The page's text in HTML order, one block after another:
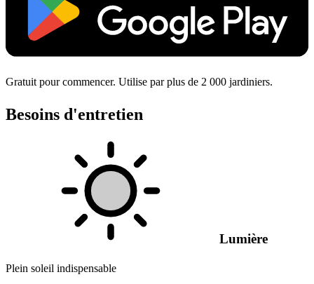
Gratuit pour commencer. Utilise par plus de 2 000 jardiniers.
Besoins d'entretien
Lumière
Plein soleil indispensable